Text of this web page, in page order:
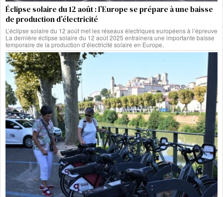
Éclipse solaire du 12 août : l’Europe se prépare à une baisse
de production d’électricité
L’éclipse solaire du 12 août met les réseaux électriques européens à l’épreuve
La dernière éclipse solaire du 12 août 2025 entraînera une importante baisse
temporaire de la production d’électricité solaire en Europe,